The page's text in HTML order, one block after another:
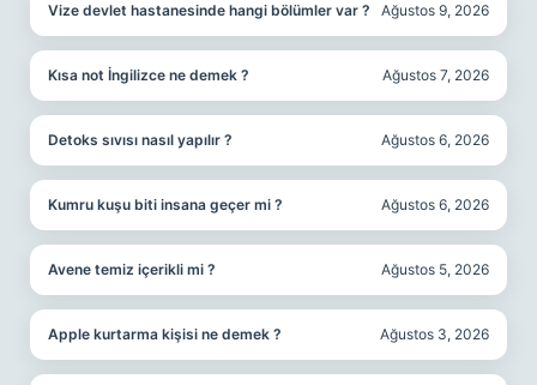
Vize devlet hastanesinde hangi bölümler var ? Ağustos 9, 2026
Kısa not İngilizce ne demek ? Ağustos 7, 2026
Detoks sıvısı nasıl yapılır ? Ağustos 6, 2026
Kumru kuşu biti insana geçer mi ? Ağustos 6, 2026
Avene temiz içerikli mi ? Ağustos 5, 2026
Apple kurtarma kişisi ne demek ? Ağustos 3, 2026